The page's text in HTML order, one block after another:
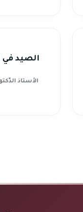
الصيد في
الأستاذ